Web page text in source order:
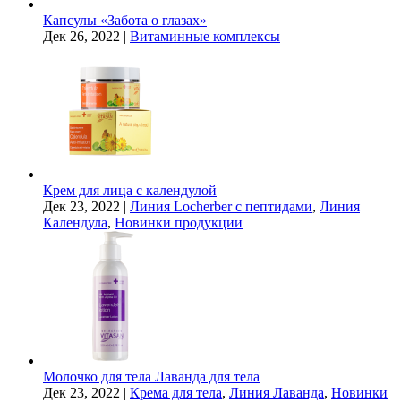
Капсулы «Забота о глазах»
Дек 26, 2022 | Витаминные комплексы
Крем для лица с календулой
Дек 23, 2022 | Линия Locherber с пептидами, Линия
Календула, Новинки продукции
Молочко для тела Лаванда для тела
Дек 23, 2022 | Крема для тела, Линия Лаванда, Новинки